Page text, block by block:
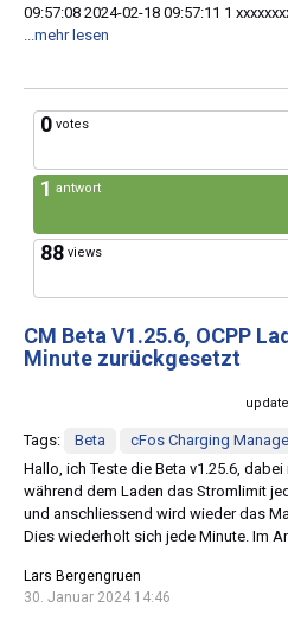
09:57:08 2024-02-18 09:57:11 1
...mehr lesen
0 votes
1 antwort
88 views
CM Beta V1.25.6, OCPP
Minute zurückgesetzt
Tags: Beta
cFos Charging
Hallo, ich Teste die Beta v1.25.6,
während dem Laden das Stromlimit
und anschliessend wird wieder das
Dies wiederholt sich jede Minute. Im
Lars Bergengruen
30. Januar 2024 14:46